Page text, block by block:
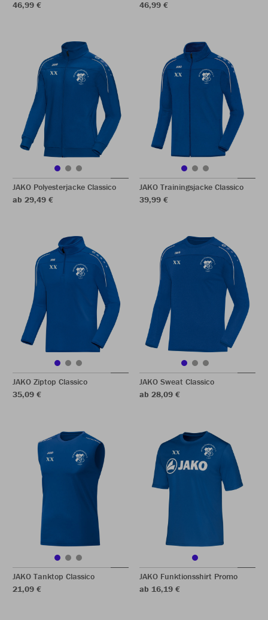
46,99 € 46,99 €
JAKO Polyesterjacke Classico
ab 29,49 €
JAKO Trainingsjacke Classico
39,99 €
JAKO Ziptop Classico
35,09 €
JAKO Sweat Classico
ab 28,09 €
JAKO Tanktop Classico
21,09 €
JAKO Funktionsshirt Promo
ab 16,19 €